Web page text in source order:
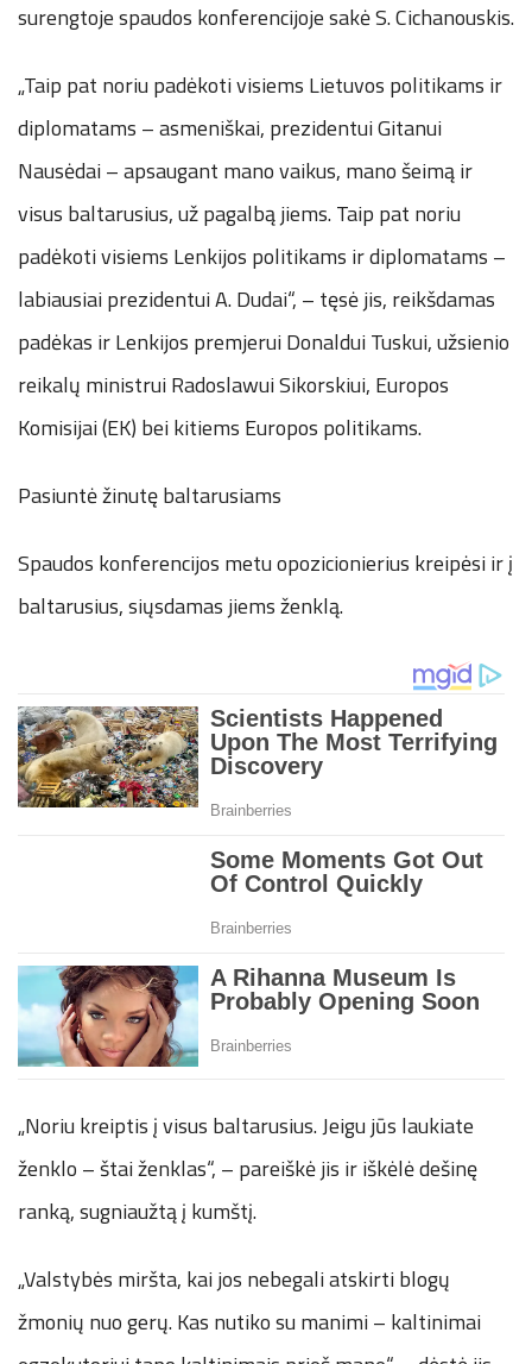
surengtoje spaudos konferencijoje sakė S. Cichanouskis.
„Taip pat noriu padėkoti visiems Lietuvos politikams ir
diplomatams – asmeniškai, prezidentui Gitanui
Nausėdai – apsaugant mano vaikus, mano šeimą ir
visus baltarusius, už pagalbą jiems. Taip pat noriu
padėkoti visiems Lenkijos politikams ir diplomatams –
labiausiai prezidentui A. Dudai“, – tęsė jis, reikšdamas
padėkas ir Lenkijos premjerui Donaldui Tuskui, užsienio
reikalų ministrui Radoslawui Sikorskiui, Europos
Komisijai (EK) bei kitiems Europos politikams.
Pasiuntė žinutę baltarusiams
Spaudos konferencijos metu opozicionierius kreipėsi ir į
baltarusius, siųsdamas jiems ženklą.
„Noriu kreiptis į visus baltarusius. Jeigu jūs laukiate
ženklo – štai ženklas“, – pareiškė jis ir iškėlė dešinę
ranką, sugniaužtą į kumštį.
„Valstybės miršta, kai jos nebegali atskirti blogų
žmonių nuo gerų. Kas nutiko su manimi – kaltinimai